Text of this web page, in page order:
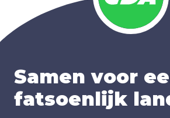
Samen voor
fatsoenlijk